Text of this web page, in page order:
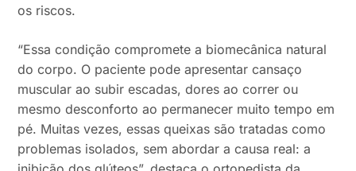
os riscos.
“Essa condição compromete a biomecânica natural
do corpo. O paciente pode apresentar cansaço
muscular ao subir escadas, dores ao correr ou
mesmo desconforto ao permanecer muito tempo em
pé. Muitas vezes, essas queixas são tratadas como
problemas isolados, sem abordar a causa real: a